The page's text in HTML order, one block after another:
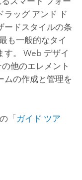
ラッグ アンド ド
ードスタイルの条
も一般的なタイ
す。 Web デザイ
他のエレメント
ムの作成と管理を
「ガイド ツア